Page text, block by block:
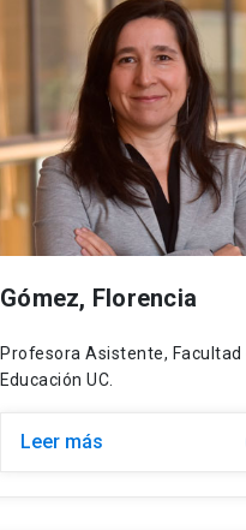
Gómez, Florencia
Profesora Asistente, Facultad
Educación UC.
Leer más